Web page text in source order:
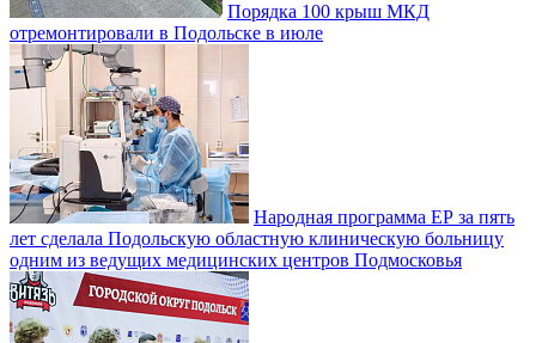
Порядка 100 крыш МКД
отремонтировали в Подольске в июле
Народная программа ЕР за пять
лет сделала Подольскую областную клиническую больницу
одним из ведущих медицинских центров Подмосковья